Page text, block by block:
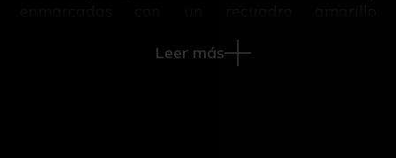
mostraban la esencia y vida cotidiana de las
Leer más